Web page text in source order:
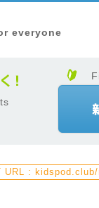
everyone
URL :